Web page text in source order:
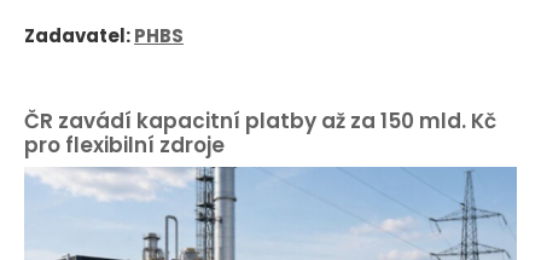
Zadavatel:PHBS
ČR zavádí kapacitní platby až za 150 mld. Kč
pro flexibilní zdroje